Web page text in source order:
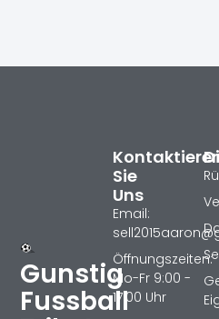
Gunstig
Fussball
Sie
Uns
Email:
Öffnungszeiten:
Mo-Fr 9:00 -
17:00 Uhr